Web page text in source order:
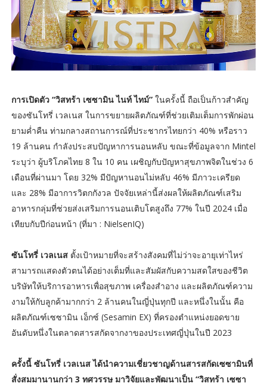
การเปิดตัว “วิสทร้า เซซามิน ไนท์ ไทม์” ในครั้งนี้ ถือเป็นก้าวสำคัญ
ของซันโทรี่ เวลเนส ในการขยายผลิตภัณฑ์ที่ช่วยเติมเต็มการพักผ่อน
ยามค่ำคืน ท่ามกลางสถานการณ์ที่ประชากรไทยกว่า 40% หรือราว
19 ล้านคน กำลังประสบปัญหาการนอนหลับ ขณะที่ข้อมูลจาก Mintel
ระบุว่า ผู้บริโภคไทย 8 ใน 10 คน เผชิญกับปัญหาสุขภาพจิตในช่วง 6
เดือนที่ผ่านมา โดย 32% มีปัญหานอนไม่หลับ 46% มีภาวะเครียด
และ 28% มีอาการวิตกกังวล ปัจจัยเหล่านี้ส่งผลให้ผลิตภัณฑ์เสริม
อาหารกลุ่มที่ช่วยส่งเสริมการนอนเติบโตสูงถึง 77% ในปี 2024 เมื่อ
เทียบกับปีก่อนหน้า (ที่มา : NielsenIQ)
ซันโทรี่ เวลเนส ตั้งเป้าหมายที่จะสร้างสังคมที่ไม่ว่าจะอายุเท่าไหร่
สามารถแสดงตัวตนได้อย่างเต็มที่และสัมผัสกับความสดใสของชีวิต
บริษัทให้บริการอาหารเพื่อสุขภาพ เครื่องสำอาง และผลิตภัณฑ์ความ
งามให้กับลูกค้ามากกว่า 2 ล้านคนในญี่ปุ่นทุกปี และหนึ่งในนั้น คือ
ผลิตภัณฑ์เซซามิน เอ็กซ์ (Sesamin EX) ที่ครองตำแหน่งยอดขาย
อันดับหนึ่งในตลาดสารสกัดจากงาของประเทศญี่ปุ่นในปี 2023
ครั้งนี้ ซันโทรี่ เวลเนส ได้นำความเชี่ยวชาญด้านสารสกัดเซซามินที่
สั่งสมมานานกว่า 3 ทศวรรษ มาวิจัยและพัฒนาเป็น “วิสทร้า เซซา